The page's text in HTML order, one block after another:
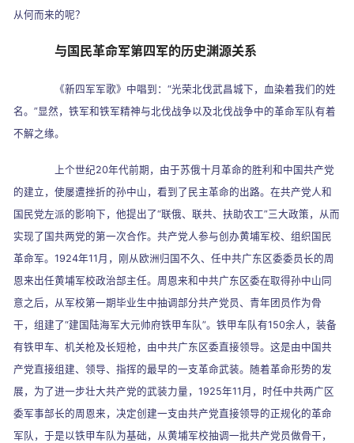
从何而来的呢？
与国民革命军第四军的历史渊源关系
《新四军军歌》中唱到： “光荣北伐武昌城下，血染着我们的姓
名。 ”显然，铁军和铁军精神与北伐战争以及北伐战争中的革命军队有着
不解之缘。
上个世纪20年代前期，由于苏俄十月革命的胜利和中国共产党
的建立，使屡遭挫折的孙中山，看到了民主革命的出路。在共产党人和
国民党左派的影响下，他提出了“联俄、联共、扶助农工”三大政策，从而
实现了国共两党的第一次合作。共产党人参与创办黄埔军校、组织国民
革命军。 1924年11月，刚从欧洲归国不久、任中共广东区委委员长的周
恩来出任黄埔军校政治部主任。周恩来和中共广东区委在取得孙中山同
意之后，从军校第一期毕业生中抽调部分共产党员、青年团员作为骨
干，组建了“建国陆海军大元帅府铁甲车队”。铁甲车队有150余人，装备
有铁甲车、机关枪及长短枪，由中共广东区委直接领导。这是由中国共
产党直接组建、领导、指挥的最早的一支革命武装。随着革命形势的发
展，为了进一步壮大共产党的武装力量， 1925年11月，时任中共两广区
委军事部长的周恩来，决定创建一支由共产党直接领导的正规化的革命
军队，于是以铁甲车队为基础，从黄埔军校抽调一批共产党员做骨干，